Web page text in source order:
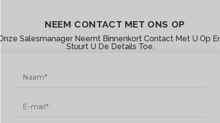
NEEM CONTACT MET ONS OP
Salesmanager Neemt Binnenkort Contact Met U Op
Stuurt U De Details Toe.